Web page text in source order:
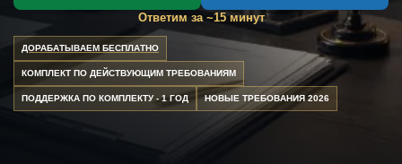
Ответим за ~15 минут
ДОРАБАТЫВАЕМ БЕСПЛАТНО
КОМПЛЕКТ ПО ДЕЙСТВУЮЩИМ ТРЕБОВАНИЯМ
ПОДДЕРЖКА ПО КОМПЛЕКТУ - 1 ГОД НОВЫЕ ТРЕБОВАНИЯ 2026